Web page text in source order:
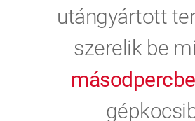
utángyártott
szerelik be